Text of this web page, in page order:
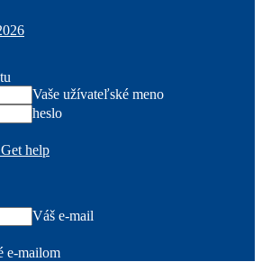
Vaše užívateľské meno
heslo
help
Váš e-mail
e-mailom